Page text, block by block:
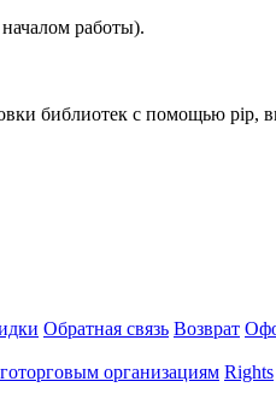
работы).
библиотек с помощью pip,
Обратная связь Возврат
организациям Rights